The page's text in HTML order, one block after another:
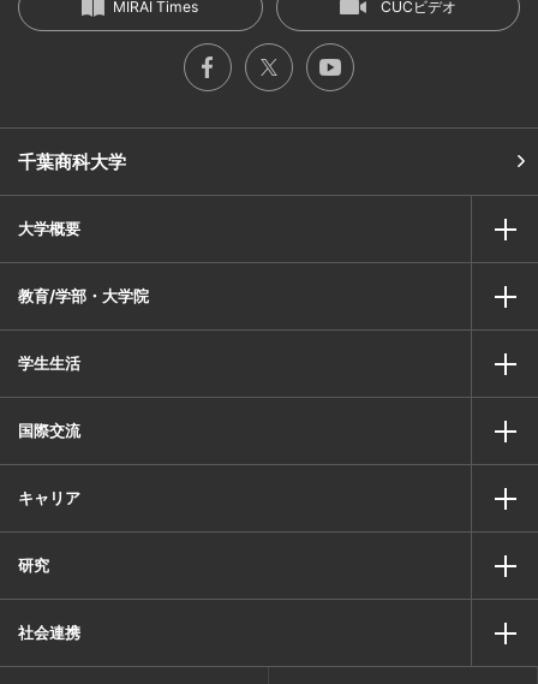
千葉商科大学
MIRAI Times CUCビデオ
大学概要
教育/学部・大学院
学生生活
国際交流
キャリア
研究
社会連携